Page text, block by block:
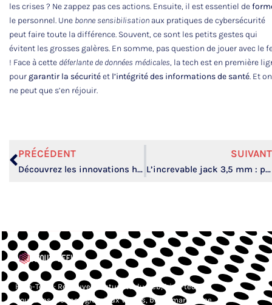
les crises ? Ne zappez pas ces actions. Ensuite, il est essentiel de
le personnel. Une bonne sensibilisation aux pratiques de cybersécurité
peut faire toute la différence. Souvent, ce sont les petits gestes qui
évitent les grosses galères. En somme, pas question de jouer avec le
! Face à cette déferlante de données médicales, la tech est en première
pour garantir la sécuritéet l’intégrité des informations de santé. Et on
ne peut que s’en réjouir.
PRÉCÉDENT
Découvrez les innovations high-tech qui révolutionnent notre quotidien !
SUIVANT
L’increvable jack 3,5 mm : pourquoi il résiste à l’ère du sans fil ?
High-Tech : Retrouvez l’actualité du web, high-tech,
nouvelles technologies, jeux vidéos, blog smartphone,